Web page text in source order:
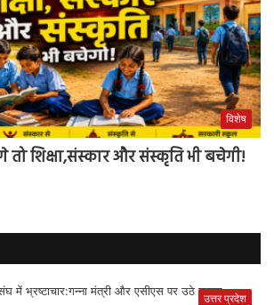
विशेष
शिक्षा,संस्कार और संस्कृति भी बचेगी!
उत्तर प्रदेश